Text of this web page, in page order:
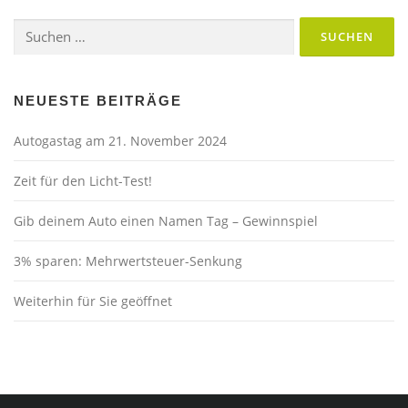
nach:
NEUESTE BEITRÄGE
Autogastag am 21. November 2024
Zeit für den Licht-Test!
Gib deinem Auto einen Namen Tag – Gewinnspiel
3% sparen: Mehrwertsteuer-Senkung
Weiterhin für Sie geöffnet